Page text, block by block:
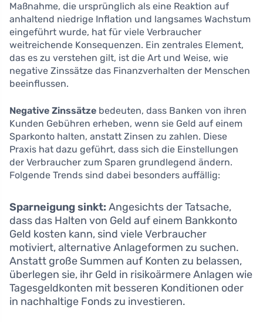
Maßnahme, die ursprünglich als eine Reaktion auf
anhaltend niedrige Inflation und langsames Wachstum
eingeführt wurde, hat für viele Verbraucher
weitreichende Konsequenzen. Ein zentrales Element,
das es zu verstehen gilt, ist die Art und Weise, wie
negative Zinssätze das Finanzverhalten der Menschen
beeinflussen.
Negative Zinssätze bedeuten, dass Banken von ihren
Kunden Gebühren erheben, wenn sie Geld auf einem
Sparkonto halten, anstatt Zinsen zu zahlen. Diese
Praxis hat dazu geführt, dass sich die Einstellungen
der Verbraucher zum Sparen grundlegend ändern.
Folgende Trends sind dabei besonders auffällig:
Sparneigung sinkt: Angesichts der Tatsache,
dass das Halten von Geld auf einem Bankkonto
Geld kosten kann, sind viele Verbraucher
motiviert, alternative Anlageformen zu suchen.
Anstatt große Summen auf Konten zu belassen,
überlegen sie, ihr Geld in risikoärmere Anlagen wie
Tagesgeldkonten mit besseren Konditionen oder
in nachhaltige Fonds zu investieren.